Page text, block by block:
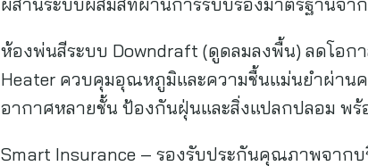
ห้องพ่นสีระบบ Downdraft (ดูดลมลงพื้น) ลดโอก
Heater ควบคุมอุณหภูมิและความชื้นแม่นยำผ่าน
อากาศหลายชั้น ป้องกันฝุ่นและสิ่งแปลกปลอม พร้
Smart Insurance – รองรับประกันคุณภาพจาก